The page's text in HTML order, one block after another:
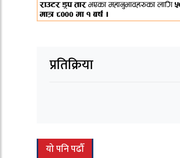
प्रतिक्रिया
यो पनि पढौँ